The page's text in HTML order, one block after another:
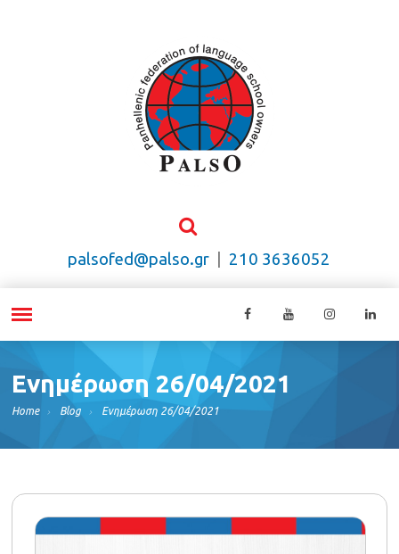
palsofed@palso.gr 210 3636052
Ενημέρωση 26/04/2021
Home Blog Ενημέρωση 26/04/2021